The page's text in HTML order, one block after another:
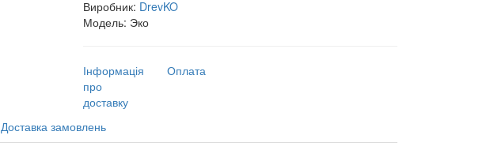
Виробник: DrevKO
Модель: Эко
Інформація
про
доставку
Оплата
Доставка замовлень